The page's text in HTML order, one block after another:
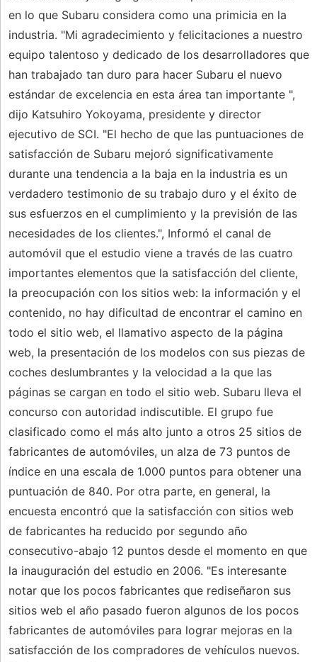
en lo que Subaru considera como una primicia en la
industria. "Mi agradecimiento y felicitaciones a nuestro
equipo talentoso y dedicado de los desarrolladores que
han trabajado tan duro para hacer Subaru el nuevo
estándar de excelencia en esta área tan importante ",
dijo Katsuhiro Yokoyama, presidente y director
ejecutivo de SCI. "El hecho de que las puntuaciones de
satisfacción de Subaru mejoró significativamente
durante una tendencia a la baja en la industria es un
verdadero testimonio de su trabajo duro y el éxito de
sus esfuerzos en el cumplimiento y la previsión de las
necesidades de los clientes.", Informó el canal de
automóvil que el estudio viene a través de las cuatro
importantes elementos que la satisfacción del cliente,
la preocupación con los sitios web: la información y el
contenido, no hay dificultad de encontrar el camino en
todo el sitio web, el llamativo aspecto de la página
web, la presentación de los modelos con sus piezas de
coches deslumbrantes y la velocidad a la que las
páginas se cargan en todo el sitio web. Subaru lleva el
concurso con autoridad indiscutible. El grupo fue
clasificado como el más alto junto a otros 25 sitios de
fabricantes de automóviles, un alza de 73 puntos de
índice en una escala de 1.000 puntos para obtener una
puntuación de 840. Por otra parte, en general, la
encuesta encontró que la satisfacción con sitios web
de fabricantes ha reducido por segundo año
consecutivo-abajo 12 puntos desde el momento en que
la inauguración del estudio en 2006. "Es interesante
notar que los pocos fabricantes que rediseñaron sus
sitios web el año pasado fueron algunos de los pocos
fabricantes de automóviles para lograr mejoras en la
satisfacción de los compradores de vehículos nuevos.